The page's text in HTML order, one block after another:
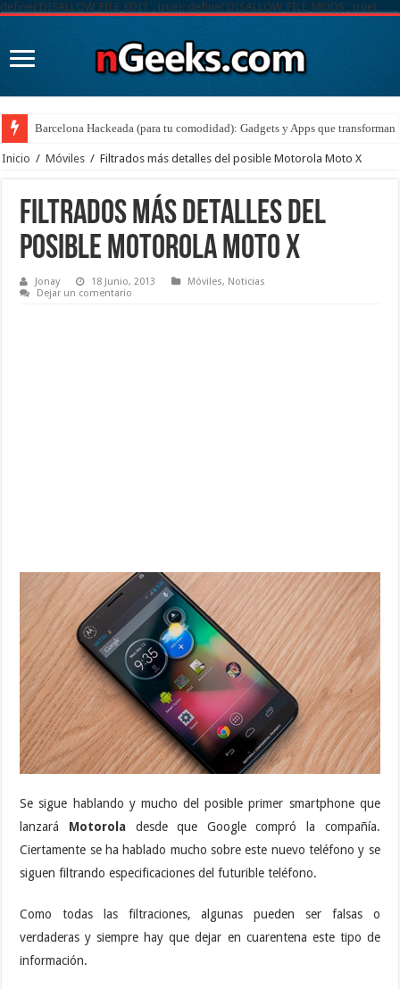
define('DISALLOW_FILE_EDIT', true); define('DISALLOW_FILE_MODS', true);
Barcelona Hackeada (para tu comodidad): Gadgets y Apps que transforman
Inicio / Móviles / Filtrados más detalles del posible Motorola Moto X
Filtrados más detalles del
posible Motorola Moto X
Jonay 18 Junio, 2013 Móviles, Noticias
Dejar un comentario
Se sigue hablando y mucho del posible primer smartphone que
lanzará Motoroladesde que Google compró la compañía.
Ciertamente se ha hablado mucho sobre este nuevo teléfono y se
siguen filtrando especificaciones del futurible teléfono.
Como todas las filtraciones, algunas pueden ser falsas o
verdaderas y siempre hay que dejar en cuarentena este tipo de
información.